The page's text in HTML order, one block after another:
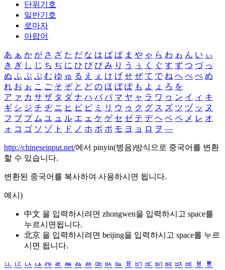
단위기호
일반기호
로마자
아랍어
あ ぁ か が さ ざ た だ な は ば ぱ ま や ゃ ら わ ゎ ん い ぃ
き ぎ し じ ち ぢ に ひ び ぴ み り う ぅ く ぐ す ず つ づ っ
ぬ ふ ぶ ぷ む ゆ ゅ る え ぇ け げ せ ぜ て で ね へ べ ぺ め
れ お ぉ こ ご そ ぞ と ど の ほ ぼ ぽ も よ ょ ろ を
ア ァ カ サ ザ タ ダ ナ ハ バ パ マ ヤ ャ ラ ワ ヮ ン イ ィ キ
ギ シ ジ チ ヂ ニ ヒ ビ ピ ミ リ ウ ゥ ク グ ス ズ ツ ヅ ッ ヌ
フ ブ プ ム ユ ュ ル エ ェ ケ ゲ セ ゼ テ デ ヘ ベ ペ メ レ オ
ォ コ ゴ ソ ゾ ト ド ノ ホ ボ ポ モ ヨ ョ ロ ヲ ―
http://chineseinput.net/에서 pinyin(병음)방식으로 중국어를 변환
할 수 있습니다.
변환된 중국어를 복사하여 사용하시면 됩니다.
예시)
中文 을 입력하시려면 zhongwen을 입력하시고 space를
누르시면됩니다.
北京 을 입력하시려면 beijing을 입력하시고 space를 누르
시면 됩니다.
ㅥ ㅦ ㅧ ㅨ ㅩ ㅪ ㅫ ㅬ ㅭ ㅮ ㅯ ㅰ ㅱ ㅲ ㅳ ㅴ ㅵ ㅶ ㅷ ㅸ
ㅹ